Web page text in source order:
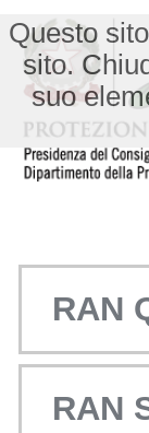
Questo
sito.
suo
RAN
RAN